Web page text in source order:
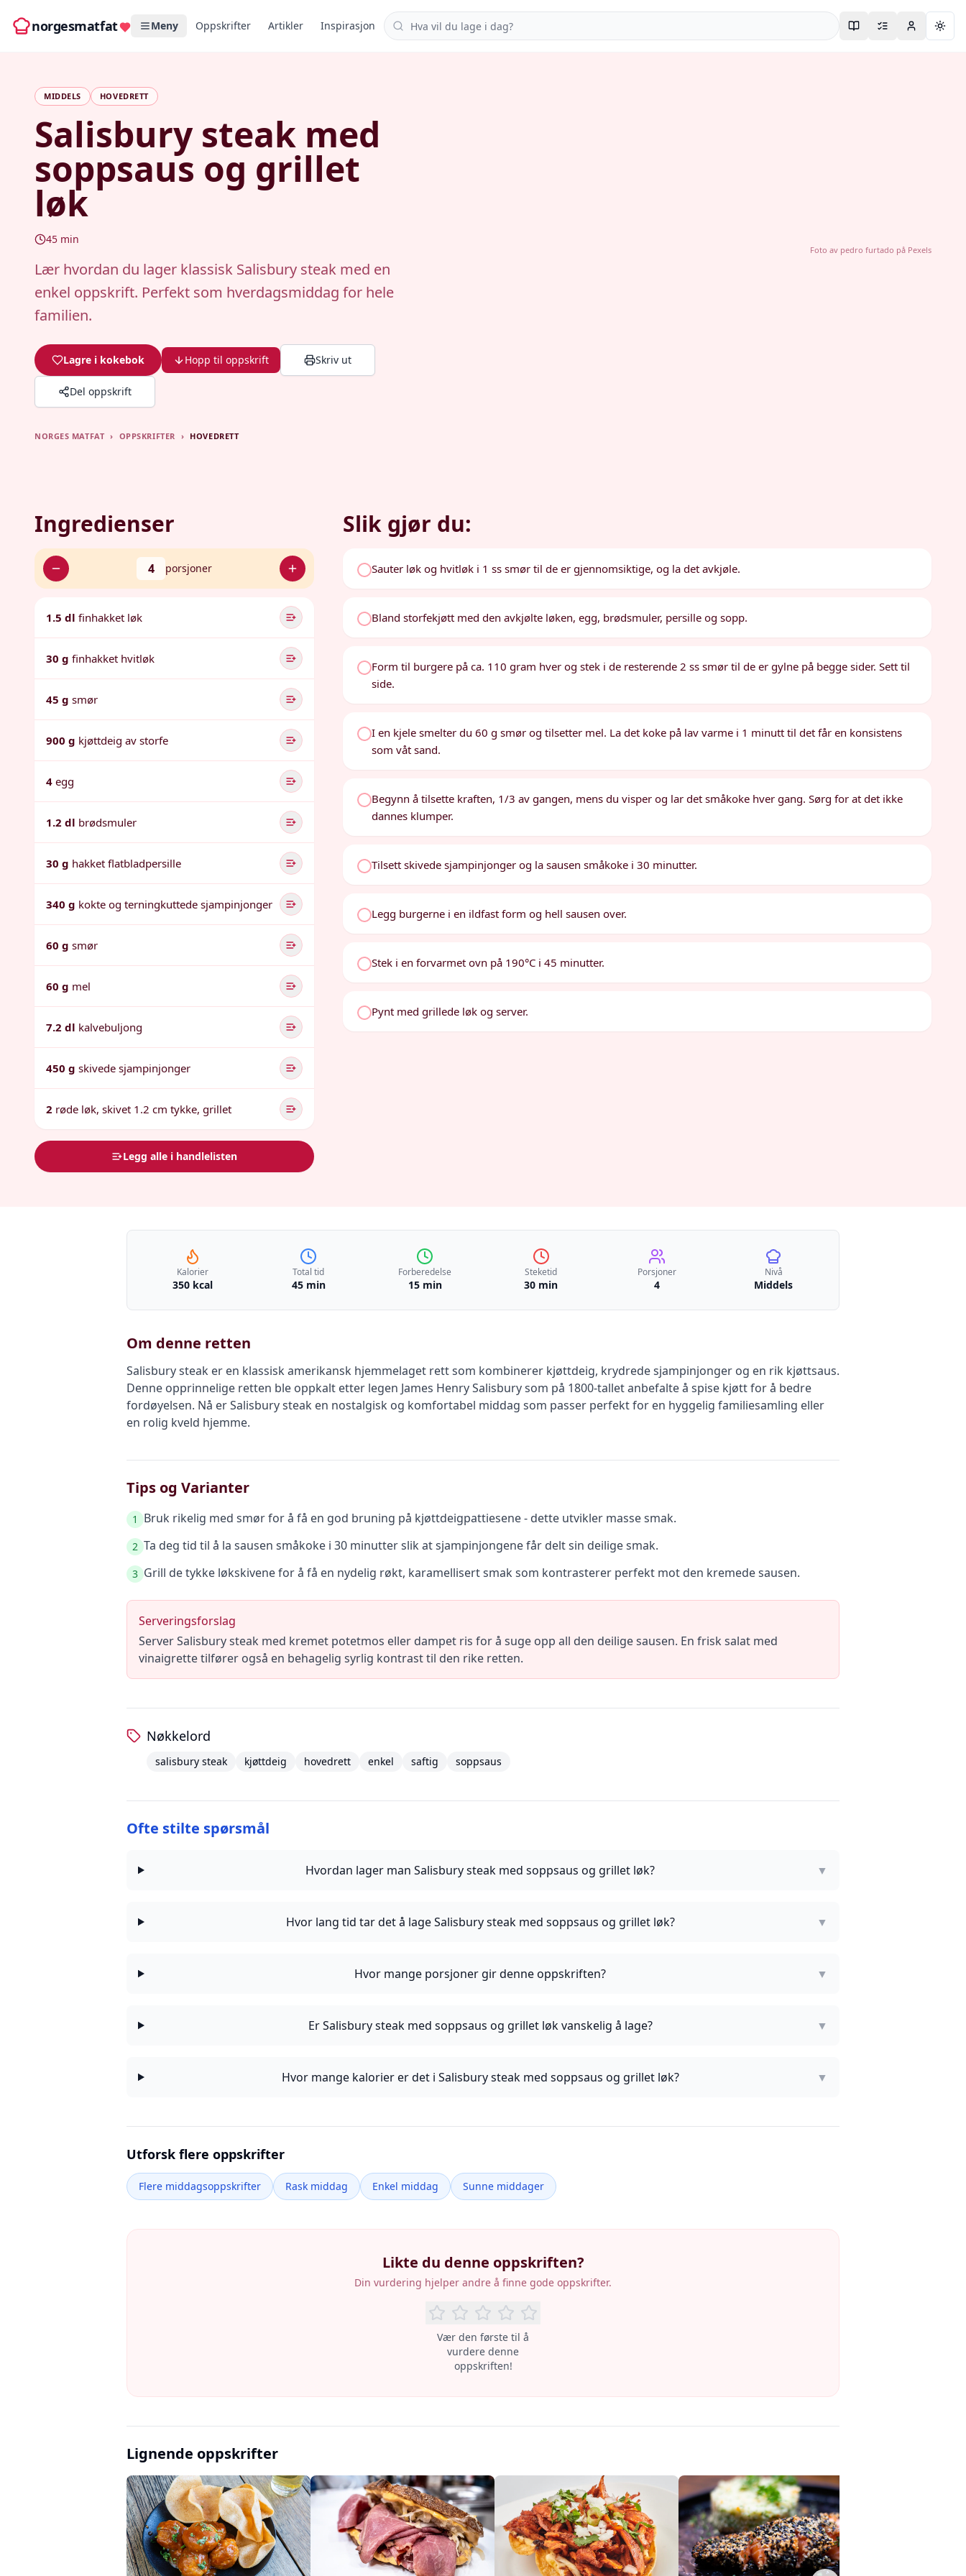
norgesmatfat Meny Oppskrifter Artikler Inspirasjon Søk i oppskrifter
MIDDELS HOVEDRETT
Salisbury steak med
soppsaus og grillet
løk
45 min
Lær hvordan du lager klassisk Salisbury steak med en
enkel oppskrift. Perfekt som hverdagsmiddag for hele
familien.
Lagre i kokebok Hopp til oppskrift Skriv ut
Del oppskrift
Foto av pedro furtado på Pexels
NORGES MATFAT › OPPSKRIFTER › HOVEDRETT
Ingredienser
4 porsjoner
1.5 dl finhakket løk
30 g finhakket hvitløk
45 g smør
900 g kjøttdeig av storfe
4 egg
1.2 dl brødsmuler
30 g hakket flatbladpersille
340 g kokte og terningkuttede sjampinjonger
60 g smør
60 g mel
7.2 dl kalvebuljong
450 g skivede sjampinjonger
2 røde løk, skivet 1.2 cm tykke, grillet
Legg alle i handlelisten
Slik gjør du:
Sauter løk og hvitløk i 1 ss smør til de er gjennomsiktige, og la det avkjøle.
Bland storfekjøtt med den avkjølte løken, egg, brødsmuler, persille og sopp.
Form til burgere på ca. 110 gram hver og stek i de resterende 2 ss smør til de er gylne på begge sider. Sett til
side.
I en kjele smelter du 60 g smør og tilsetter mel. La det koke på lav varme i 1 minutt til det får en konsistens
som våt sand.
Begynn å tilsette kraften, 1/3 av gangen, mens du visper og lar det småkoke hver gang. Sørg for at det ikke
dannes klumper.
Tilsett skivede sjampinjonger og la sausen småkoke i 30 minutter.
Legg burgerne i en ildfast form og hell sausen over.
Stek i en forvarmet ovn på 190°C i 45 minutter.
Pynt med grillede løk og server.
Kalorier
350 kcal
Total tid
45 min
Forberedelse
15 min
Steketid
30 min
Porsjoner
4
Nivå
Middels
Om denne retten
Salisbury steak er en klassisk amerikansk hjemmelaget rett som kombinerer kjøttdeig, krydrede sjampinjonger og en rik kjøttsaus.
Denne opprinnelige retten ble oppkalt etter legen James Henry Salisbury som på 1800-tallet anbefalte å spise kjøtt for å bedre
fordøyelsen. Nå er Salisbury steak en nostalgisk og komfortabel middag som passer perfekt for en hyggelig familiesamling eller
en rolig kveld hjemme.
Tips og Varianter
1 Bruk rikelig med smør for å få en god bruning på kjøttdeigpattiesene - dette utvikler masse smak.
2 Ta deg tid til å la sausen småkoke i 30 minutter slik at sjampinjongene får delt sin deilige smak.
3 Grill de tykke løkskivene for å få en nydelig røkt, karamellisert smak som kontrasterer perfekt mot den kremede sausen.
Serveringsforslag
Server Salisbury steak med kremet potetmos eller dampet ris for å suge opp all den deilige sausen. En frisk salat med
vinaigrette tilfører også en behagelig syrlig kontrast til den rike retten.
Nøkkelord
salisbury steak kjøttdeig hovedrett enkel saftig soppsaus
Ofte stilte spørsmål
Hvordan lager man Salisbury steak med soppsaus og grillet løk? ▼
Hvor lang tid tar det å lage Salisbury steak med soppsaus og grillet løk? ▼
Hvor mange porsjoner gir denne oppskriften? ▼
Er Salisbury steak med soppsaus og grillet løk vanskelig å lage? ▼
Hvor mange kalorier er det i Salisbury steak med soppsaus og grillet løk? ▼
Utforsk flere oppskrifter
Flere middagsoppskrifter Rask middag Enkel middag Sunne middager
Likte du denne oppskriften?
Din vurdering hjelper andre å finne gode oppskrifter.
Vær den første til å
vurdere denne
oppskriften!
Lignende oppskrifter